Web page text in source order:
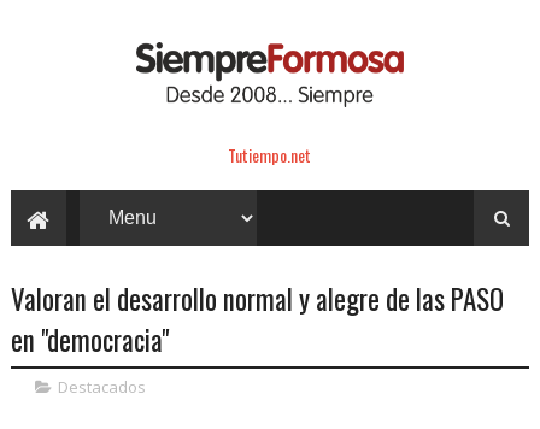
Tutiempo.net
Valoran el desarrollo normal y alegre de las PASO
en "democracia"
Destacados